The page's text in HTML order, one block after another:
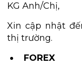
KG Anh/Chị,
Xin cập nhật
thị trường.
FOREX